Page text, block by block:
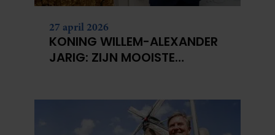
27 april 2026
KONING WILLEM-ALEXANDER
JARIG: ZIJN MOOISTE